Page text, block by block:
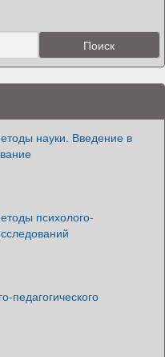
науки. Введение в
психолого-
педагогического